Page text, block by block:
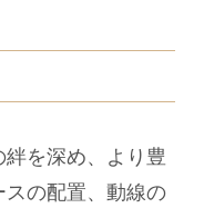
を深め、より豊
の配置、動線の